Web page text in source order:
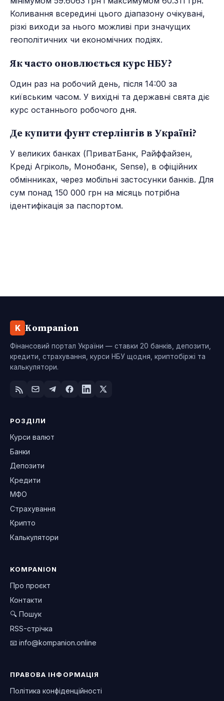
Коливання всередині цього діапазону очікувані,
різкі виходи за нього можливі при значущих
геополітичних чи економічних подіях.
Як часто оновлюється курс НБУ?
Один раз на робочий день, після 14:00 за
київським часом. У вихідні та державні свята діє
курс останнього робочого дня.
Де купити фунт стерлінгів в Україні?
У великих банках (ПриватБанк, Райффайзен,
Креді Агріколь, Монобанк, Sense), в офіційних
обмінниках, через мобільні застосунки банків. Для
сум понад 150 000 грн на місяць потрібна
ідентифікація за паспортом.
K Kompanion
Фінансовий портал України — ставки 20 банків, депозити,
кредити, страхування, курси НБУ щодня, криптобіржі та
калькулятори.
РОЗДІЛИ
Курси валют
Банки
Депозити
Кредити
МФО
Страхування
Крипто
Калькулятори
KOMPANION
Про проєкт
Контакти
🔍 Пошук
RSS-стрічка
📧 info@kompanion.online
ПРАВОВА ІНФОРМАЦІЯ
Політика конфіденційності